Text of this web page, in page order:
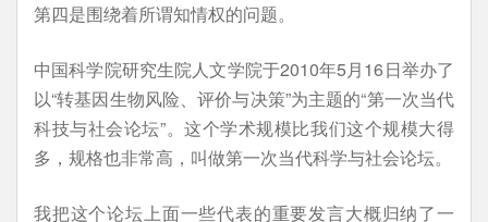
第四是围绕着所谓知情权的问题。
中国科学院研究生院人文学院于2010年5月16日举办了
以“转基因生物风险、评价与决策”为主题的“第一次当代
科技与社会论坛”。这个学术规模比我们这个规模大得
多，规格也非常高，叫做第一次当代科学与社会论坛。
我把这个论坛上面一些代表的重要发言大概归纳了一